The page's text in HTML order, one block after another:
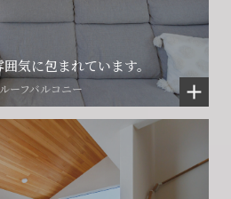
気に包まれています。
ーフバルコニー